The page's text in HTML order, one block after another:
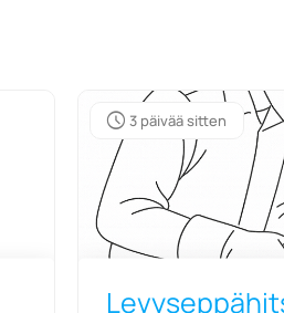
schedule 3 päivää sitten